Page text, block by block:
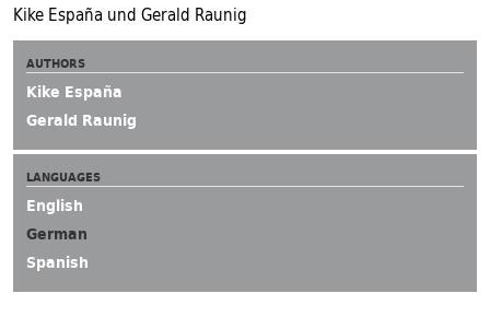
Kike España und Gerald Raunig
AUTHORS
Kike España
Gerald Raunig
LANGUAGES
English
German
Spanish